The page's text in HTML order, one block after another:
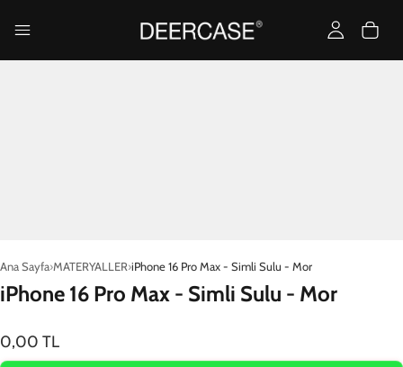
Yükleniyor…